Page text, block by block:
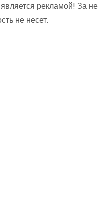
рекламой! За
не несет.